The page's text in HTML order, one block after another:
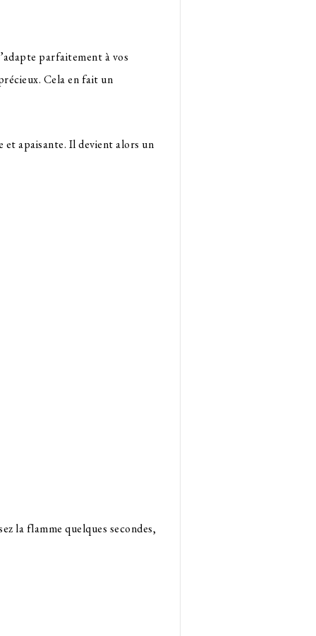
parfaitement à vos
Cela en fait un
et apaisante. Il devient alors un
la flamme quelques secondes,